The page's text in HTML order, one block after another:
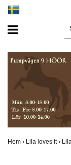
Hem › Lila loves it›